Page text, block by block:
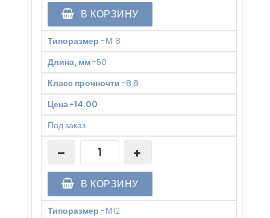
В КОРЗИНУ
Типоразмер -М 8
Длина, мм-50
Класс прочночти -8,8
Цена-14.00
Под заказ
В КОРЗИНУ
Типоразмер -М12